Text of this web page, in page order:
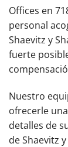
Offices en
personal
Shaevitz y
fuerte
Nuestro
ofrecerle
detalles de
de Shaevitz